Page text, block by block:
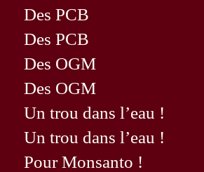
Des PCB
Des PCB
Des OGM
Des OGM
Un trou dans l’eau !
Un trou dans l’eau !
Pour Monsanto !